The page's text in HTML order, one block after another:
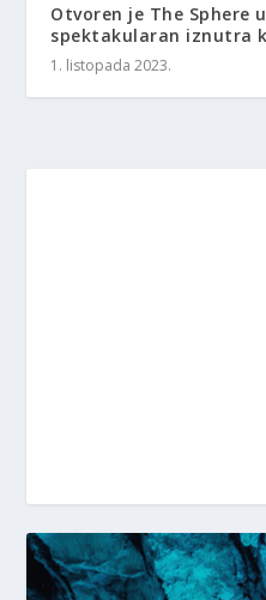
Otvoren je The Sphere
spektakularan iznutra
1. listopada 2023.